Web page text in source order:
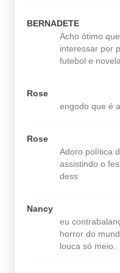
BERNADETE
Acho ótimo
interessar por
futebol e
Rose
engodo que é a
Rose
Adoro política
assistindo o
dess
Nancy
eu
horror do
louca só meio.